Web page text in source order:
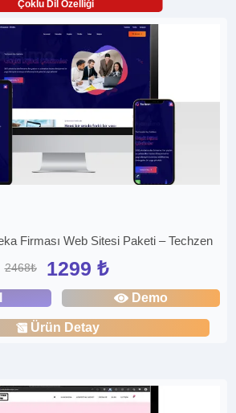
Çoklu Dil Özelliği
Firması Web Sitesi Paketi – Techzen
2468₺ 1299 ₺
Demo
Ürün Detay